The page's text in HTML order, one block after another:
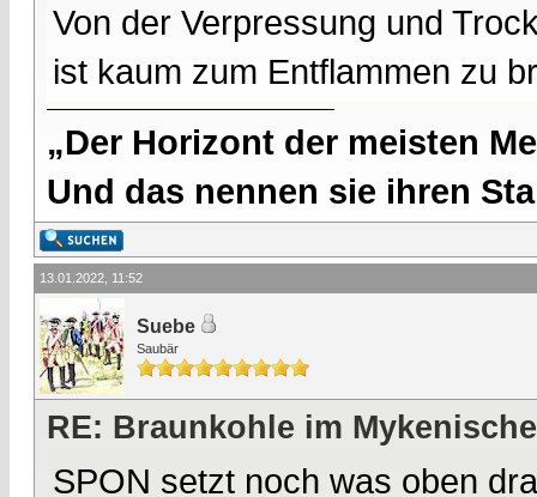
Von der Verpressung und
ist kaum zum Entflammen zu
„Der Horizont der meisten
Und das nennen sie ihren
13.01.2022, 11:52
Suebe
Saubär
RE: Braunkohle im
SPON setzt noch was oben